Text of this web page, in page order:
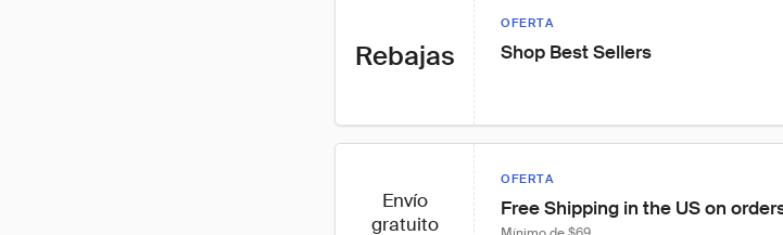
Rebajas
OFERTA
Shop Best Sellers
Envío
gratuito
OFERTA
Free Shipping in the US on